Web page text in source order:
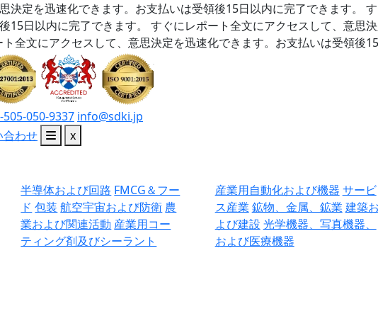
決定を迅速化できます。お支払いは受領後15日以内に完了できます。
15日以内に完了できます。
すぐにレポート全文にアクセスして、意思
全文にアクセスして、意思決定を迅速化できます。お支払いは受領後
505-050-9337 info@sdki.jp
合わせ
x
半導体および回路 FMCG＆フー
ド 包装 航空宇宙および防衛 農
業および関連活動 産業用コー
ティング剤及びシーラント
産業用自動化および機器 サービ
ス産業 鉱物、金属、鉱業 建築お
よび建設 光学機器、写真機器、
および医療機器